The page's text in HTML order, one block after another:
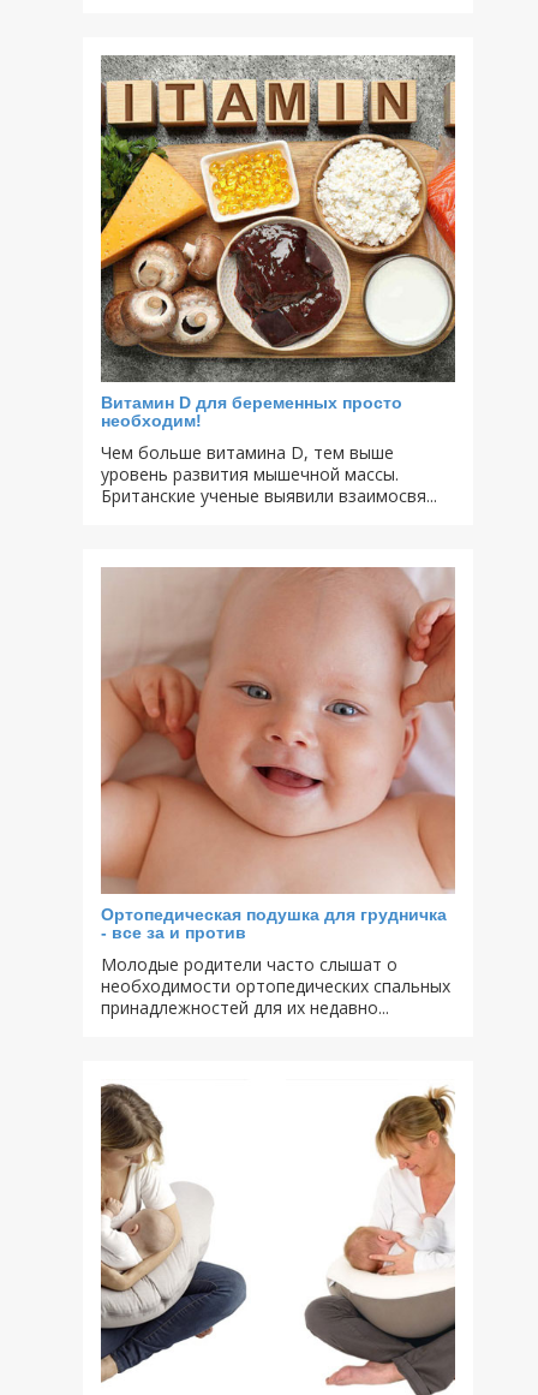
Витамин D для беременных просто
необходим!
Чем больше витамина D, тем выше
уровень развития мышечной массы.
Британские ученые выявили взаимосвя...
Ортопедическая подушка для грудничка
- все за и против
Молодые родители часто слышат о
необходимости ортопедических спальных
принадлежностей для их недавно...